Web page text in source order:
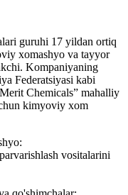
guruhi 17 yildan ortiq
xomashyo va tayyor
Kompaniyaning
Federatsiyasi kabi
Chemicals” mahalliy
kimyoviy xom
vositalarini